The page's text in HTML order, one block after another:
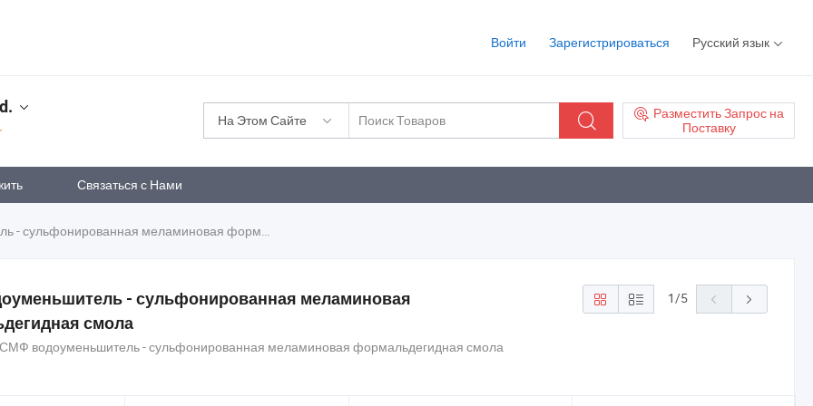
Войти Зарегистрироваться Русский язык
На Этом Сайте
Разместить Запрос на
Поставку
Связаться с Нами
меламиновая формальдегидная смола
- сульфонированная меламиновая
смола
СМФ водоуменьшитель - сульфонированная меламиновая формальдегидная смола
1/5